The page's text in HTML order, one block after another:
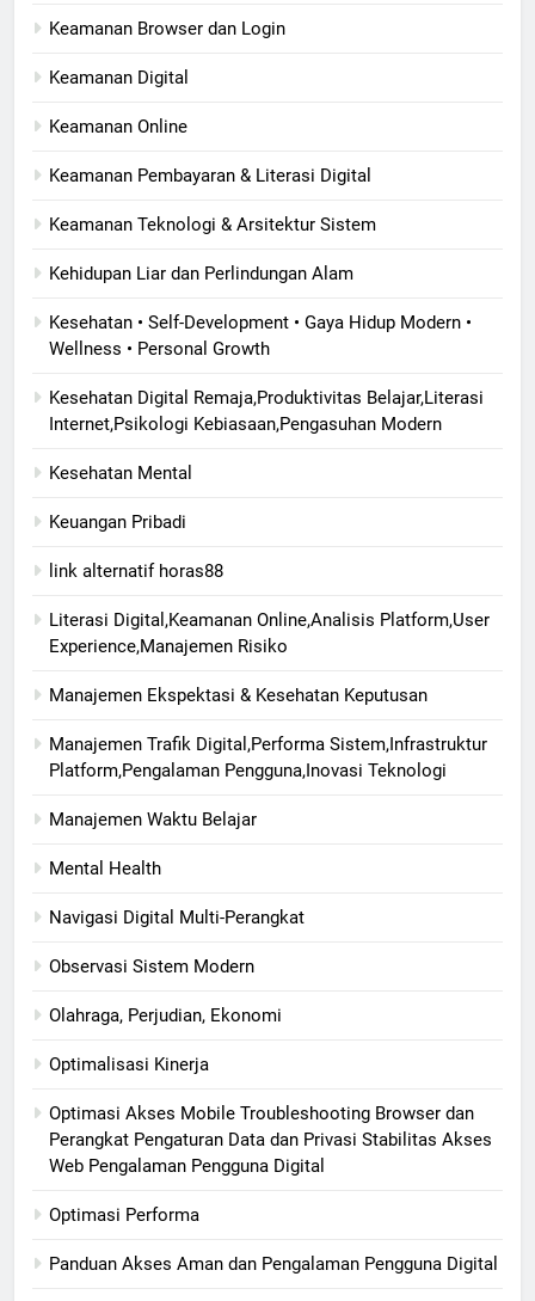
Keamanan Browser dan Login
Keamanan Digital
Keamanan Online
Keamanan Pembayaran & Literasi Digital
Keamanan Teknologi & Arsitektur Sistem
Kehidupan Liar dan Perlindungan Alam
Kesehatan • Self-Development • Gaya Hidup Modern •
Wellness • Personal Growth
Kesehatan Digital Remaja,Produktivitas Belajar,Literasi
Internet,Psikologi Kebiasaan,Pengasuhan Modern
Kesehatan Mental
Keuangan Pribadi
link alternatif horas88
Literasi Digital,Keamanan Online,Analisis Platform,User
Experience,Manajemen Risiko
Manajemen Ekspektasi & Kesehatan Keputusan
Manajemen Trafik Digital,Performa Sistem,Infrastruktur
Platform,Pengalaman Pengguna,Inovasi Teknologi
Manajemen Waktu Belajar
Mental Health
Navigasi Digital Multi-Perangkat
Observasi Sistem Modern
Olahraga, Perjudian, Ekonomi
Optimalisasi Kinerja
Optimasi Akses Mobile Troubleshooting Browser dan
Perangkat Pengaturan Data dan Privasi Stabilitas Akses
Web Pengalaman Pengguna Digital
Optimasi Performa
Panduan Akses Aman dan Pengalaman Pengguna Digital